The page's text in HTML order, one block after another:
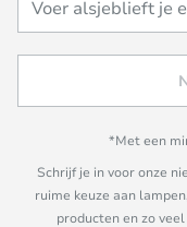
*Met een
Schrijf je in voor onze
ruime keuze aan
producten en zo